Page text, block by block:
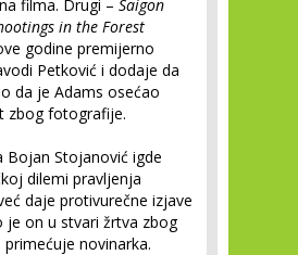
filma. Drugi – Saigon
in the Forest
godine premijerno
Petković i dodaje da
da je Adams osećao
zbog fotografije.
Bojan Stojanović igde
dilemi pravljenja
daje protivurečne izjave
je on u stvari žrtva zbog
primećuje novinarka.